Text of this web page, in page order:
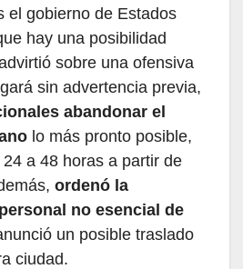
el gobierno de Estados
hay una posibilidad
sobre una ofensiva
sin advertencia previa,
abandonar el
lo más pronto posible,
a 48 horas a partir de
ordenó la
no esencial de
un posible traslado
ciudad.